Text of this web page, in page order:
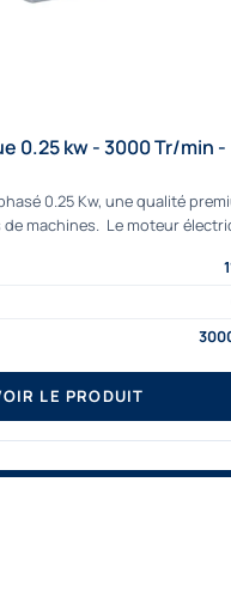
0.25 kw - 3000 Tr/min -
0.25 Kw, une qualité
machines. Le moteur
LE PRODUIT